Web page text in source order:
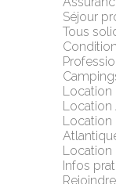
Séjour
Tous
Location
Location
Location
Location
Infos